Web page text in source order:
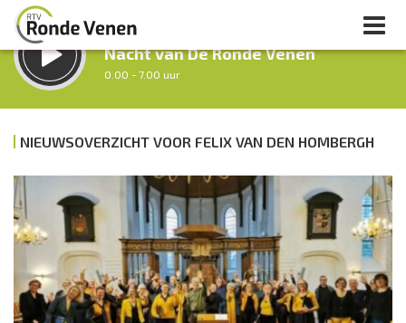
LUISTER LIVE:
Nacht van De Ronde Venen
0.00 - 7.00 uur
Ochtendronde
Vorig uur
Volgend uur
Inklappen
NIEUWSOVERZICHT VOOR FELIX VAN DEN HOMBERGH